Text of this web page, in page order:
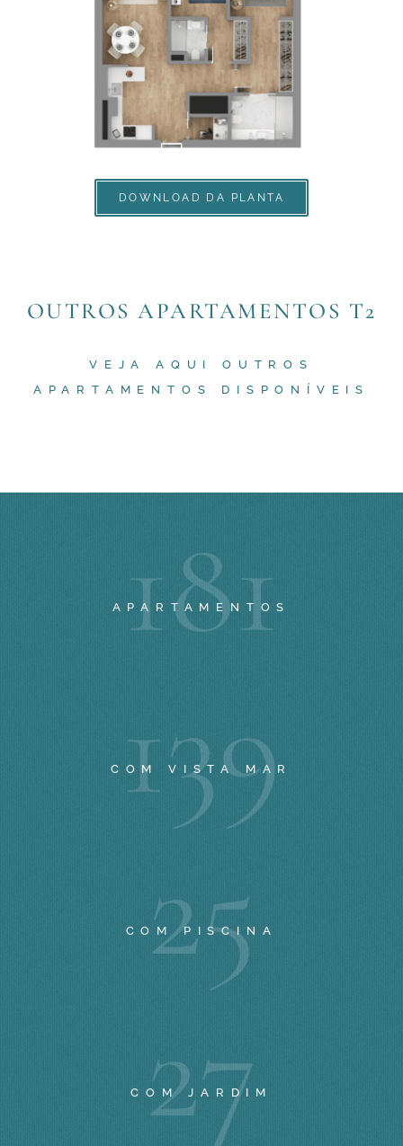
DOWNLOAD DA PLANTA
OUTROS APARTAMENTOS T2
VEJA AQUI OUTROS
APARTAMENTOS DISPONÍVEIS
181
APARTAMENTOS
139
COM VISTA MAR
25
COM PISCINA
27
COM JARDIM